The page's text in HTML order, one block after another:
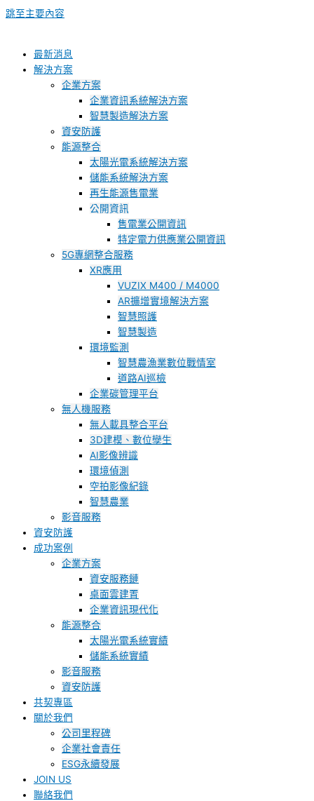
跳至主要內容
最新消息
解決方案
企業方案
企業資訊系統解決方案
智慧製造解決方案
資安防護
能源整合
太陽光電系統解決方案
儲能系統解決方案
再生能源售電業
公開資訊
售電業公開資訊
特定電力供應業公開資訊
5G專網整合服務
XR應用
VUZIX M400 / M4000
AR擴增實境解決方案
智慧照護
智慧製造
環境監測
智慧農漁業數位戰情室
道路AI巡檢
企業碳管理平台
無人機服務
無人載具整合平台
3D建模、數位孿生
AI影像辨識
環境偵測
空拍影像紀錄
智慧農業
影音服務
資安防護
成功案例
企業方案
資安服務鏈
桌面雲建置
企業資訊現代化
能源整合
太陽光電系統實績
儲能系統實績
影音服務
資安防護
共契專區
關於我們
公司里程碑
企業社會責任
ESG永續發展
JOIN US
聯絡我們